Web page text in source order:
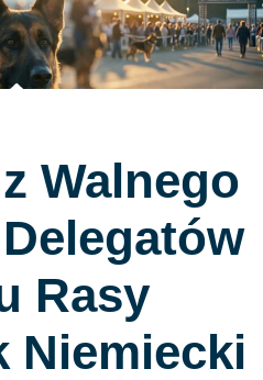
Walnego
Rasy
Niemiecki